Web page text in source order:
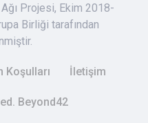
Projesi, Ekim 2018-
Birliği tarafından
Koşulları İletişim
Beyond42